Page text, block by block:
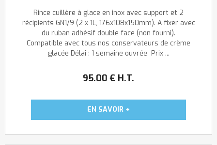
95.00 € H.T.
Rince cuillère à glace en inox avec support et 2
récipients GN1/9 (2 x 1L, 176x108x150mm). A fixer avec
du ruban adhésif double face (non fourni).
Compatible avec tous nos conservateurs de crème
glacée Délai : 1 semaine ouvrée Prix ...